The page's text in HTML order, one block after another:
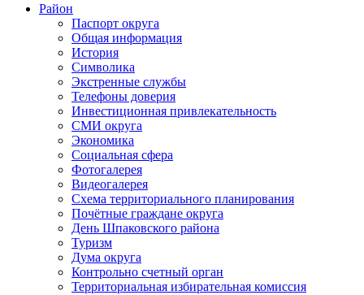
Район
Паспорт округа
Общая информация
История
Символика
Экстренные службы
Телефоны доверия
Инвестиционная привлекательность
СМИ округа
Экономика
Социальная сфера
Фотогалерея
Видеогалерея
Схема территориального планирования
Почётные граждане округа
День Шпаковского района
Туризм
Дума округа
Контрольно счетный орган
Территориальная избирательная комиссия